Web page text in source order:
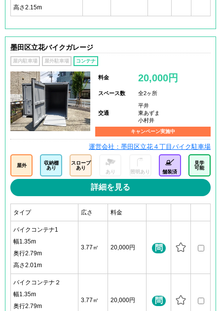
高さ2.15m
墨田区立花バイクガレージ
屋内駐車場 屋外駐車場 コンテナ
料金 20,000円
スペース数 全2ヶ所
交通
平井
東あずま
小村井
キャンペーン実施中
運営会社：墨田区立花４丁目バイク駐車場
屋外
収納棚
あり
スロープ
あり
あり 照明あり 舗装済
見学
可能
詳細を見る
タイプ 広さ 料金
バイクコンテナ1
幅1.35m
奥行2.79m
高さ2.01m
3.77㎡ 20,000円 問
バイクコンテナ２
幅1.35m
奥行2.79m
3.77㎡ 20,000円 問